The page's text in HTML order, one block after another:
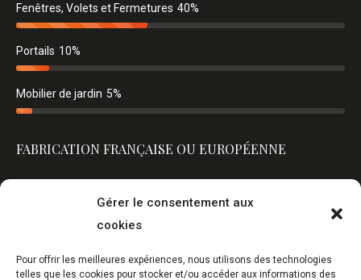
Gérer le consentement aux
cookies
Pour offrir les meilleures expériences, nous utilisons des technologies
telles que les cookies pour stocker et/ou accéder aux informations des
Fenêtres, Volets et Fermetures 40%
Portails 10%
Mobilier de jardin 5%
FABRICATION FRANÇAISE OU EUROPÉENNE